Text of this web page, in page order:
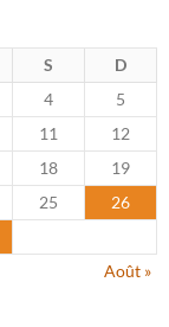
S
D
4
5
11
12
18
19
25
26
Août »